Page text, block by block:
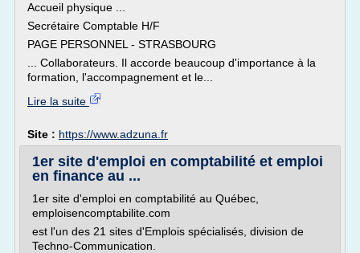
Accueil physique ...
Secrétaire Comptable H/F
PAGE PERSONNEL - STRASBOURG
... Collaborateurs. Il accorde beaucoup d'importance à la
formation, l'accompagnement et le...
Lire la suite
Site : https://www.adzuna.fr
1er site d'emploi en comptabilité et emploi
en finance au ...
1er site d'emploi en comptabilité au Québec,
emploisencomptabilite.com
est l'un des 21 sites d'Emplois spécialisés, division de
Techno-Communication.